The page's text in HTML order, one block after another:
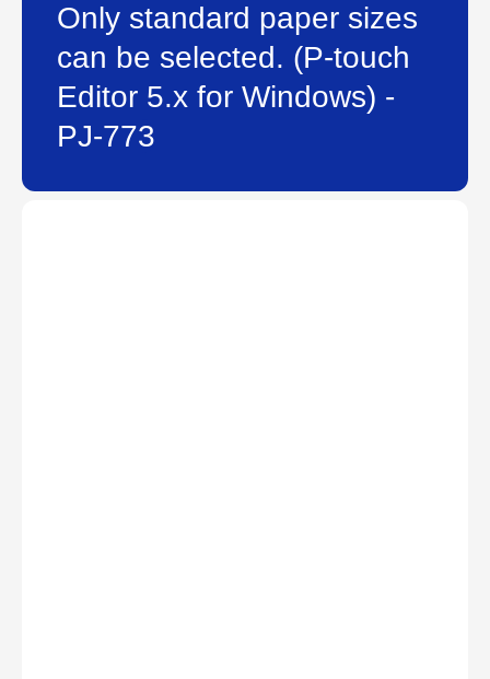
Only standard paper sizes
can be selected. (P-touch
Editor 5.x for Windows) -
PJ-773